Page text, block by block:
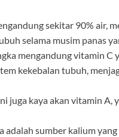
sekitar 90% air,
selama musim panas
mengandung vitamin
kekebalan tubuh,
juga kaya akan vitamin
adalah sumber kalium